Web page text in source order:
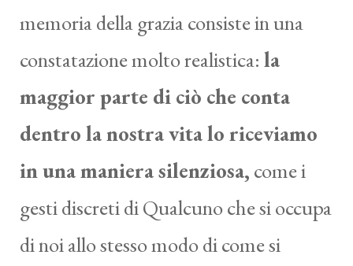
memoria della grazia consiste in una
constatazione molto realistica: la
maggior parte di ciò che conta
dentro la nostra vita lo riceviamo
in una maniera silenziosa, come i
gesti discreti di Qualcuno che si occupa
di noi allo stesso modo di come si